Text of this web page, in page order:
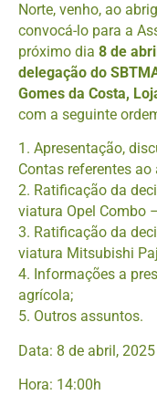
Norte, venho, ao
convocá-lo para a
próximo dia 8 de
delegação do
Gomes da Costa,
com a seguinte
1. Apresentação,
Contas referentes ao
2. Ratificação da
viatura Opel Combo
3. Ratificação da
viatura Mitsubishi
4. Informações a
agrícola;
5. Outros assuntos.
Data: 8 de abril, 2025
Hora: 14:00h